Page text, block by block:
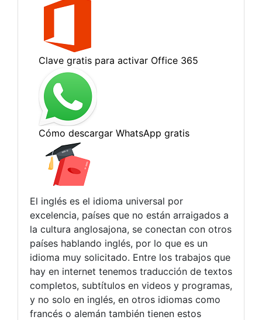
El inglés es el idioma universal por
excelencia, países que no están arraigados a
la cultura anglosajona, se conectan con otros
países hablando inglés, por lo que es un
idioma muy solicitado. Entre los trabajos que
hay en internet tenemos traducción de textos
completos, subtítulos en videos y programas,
y no solo en inglés, en otros idiomas como
francés o alemán también tienen estos